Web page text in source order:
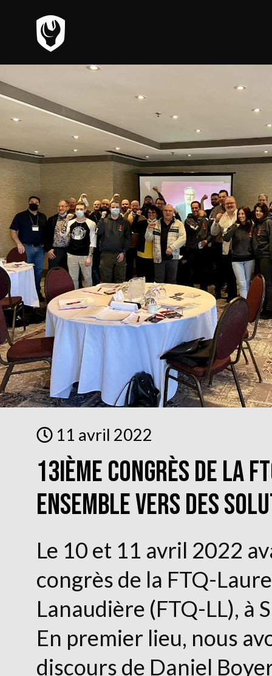
11 avril 2022
13ième congrès de la
Ensemble vers des
Le 10 et 11 avril 2022
congrès de la FTQ-
Lanaudière (FTQ-LL), à
En premier lieu, nous
discours de Daniel